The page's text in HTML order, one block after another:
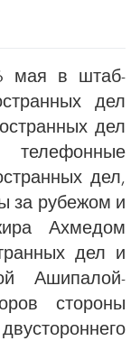
мая в штаб-
дел
дел
дел,
за рубежом и
Ахмедом
дел и
Ашипалой-
стороны